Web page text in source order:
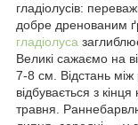
гладіолусів:
добре дренованим
гладіолуса
Великі сажаємо на
7-8 см. Відстань
відбувається з
травня.